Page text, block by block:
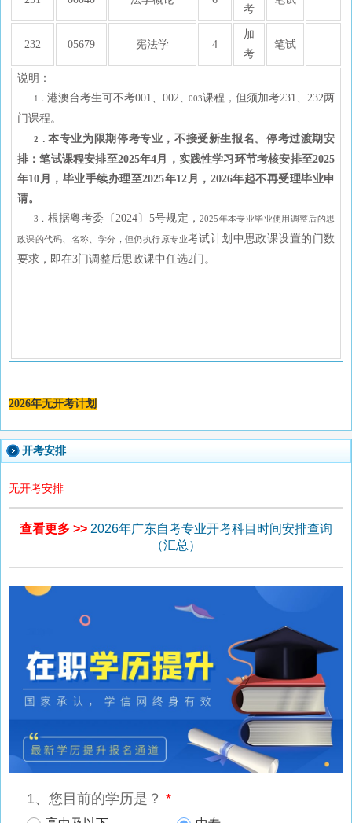
考
232 05679 宪法学 4
加
考
笔试
说明：
1．港澳台考生可不考001、002 、003课程，但须加考231、232两
门课程。
2．本专业为限期停考专业，不接受新生报名。停考过渡期安
排：笔试课程安排至2025年4月，实践性学习环节考核安排至2025
年10月，毕业手续办理至2025年12月，2026年起不再受理毕业申
请。
3． 根据粤考委〔2024〕5号规定，2025年本专业毕业使用调整后的思
政课的代码、名称、学分，但仍执行原专业考试计划中思政课设置的门数
要求，即在3门调整后思政课中任选2门。
2026年无开考计划
开考安排
无开考安排
查看更多 >> 2026年广东自考专业开考科目时间安排查询
（汇总）